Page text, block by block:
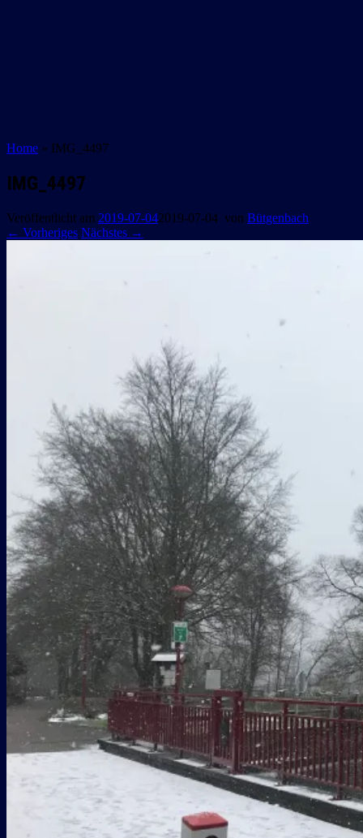
Home » IMG_4497
IMG_4497
Veröffentlicht am 2019-07-042019-07-04 von Bütgenbach
← Vorheriges Nächstes →